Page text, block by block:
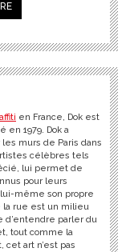
en France, Dok est
en 1979. Dok a
murs de Paris dans
célèbres tels
lui permet de
pour leurs
même son propre
la rue est un milieu
d’entendre parler du
tout comme la
cet art n’est pas